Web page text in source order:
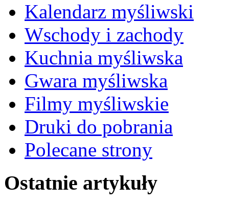
Kalendarz myśliwski
Wschody i zachody
Kuchnia myśliwska
Gwara myśliwska
Filmy myśliwskie
Druki do pobrania
Polecane strony
Ostatnie artykuły